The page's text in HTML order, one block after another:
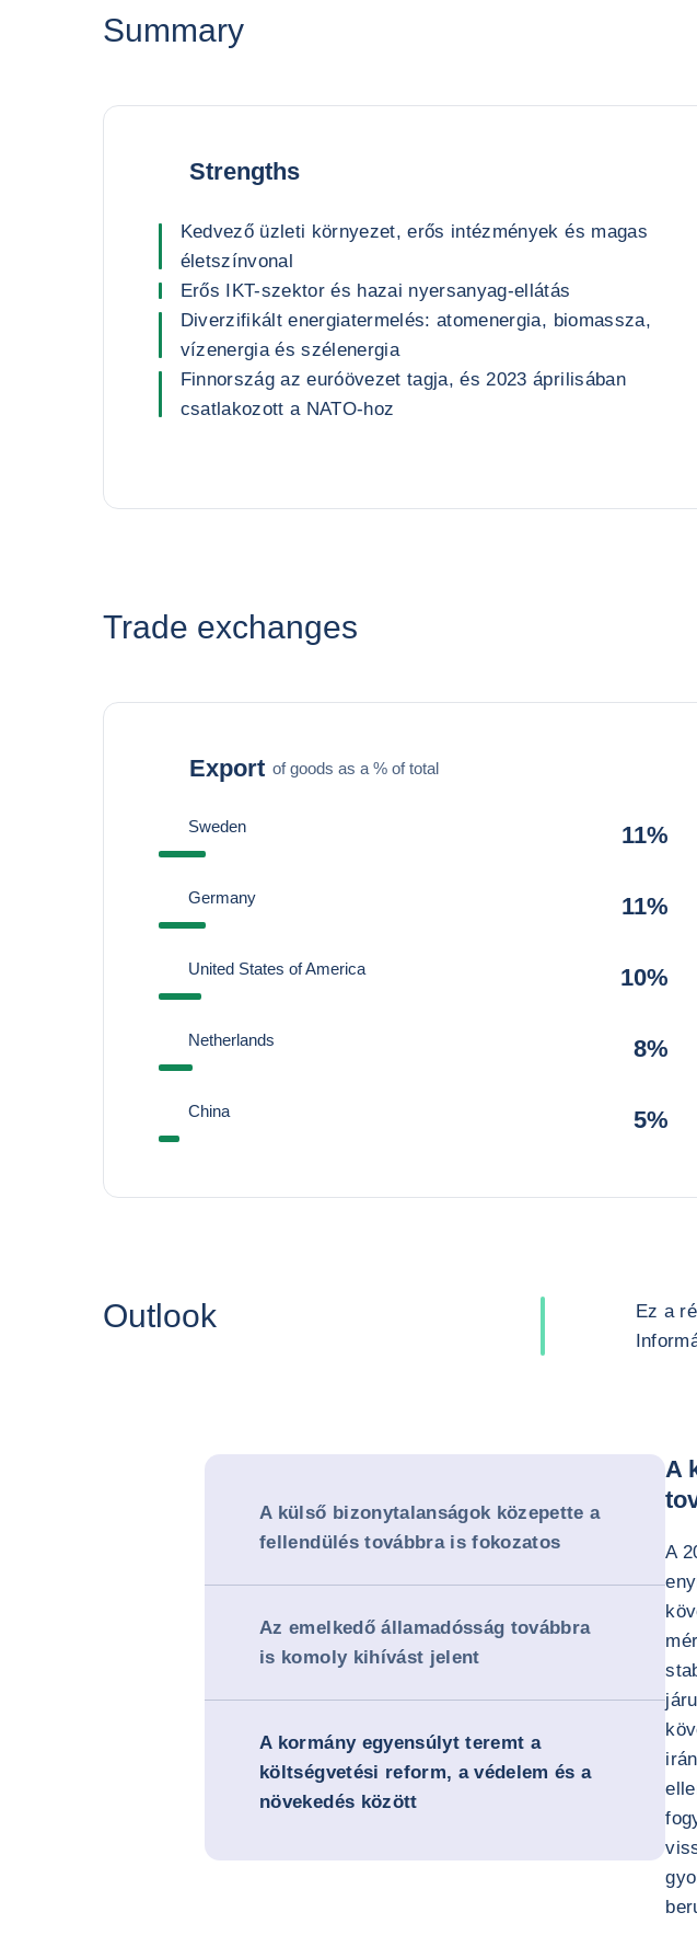
Summary
Strengths
Kedvező üzleti környezet, erős intézmények és magas
életszínvonal
Erős IKT-szektor és hazai nyersanyag-ellátás
Diverzifikált energiatermelés: atomenergia, biomassza,
vízenergia és szélenergia
Finnország az euróövezet tagja, és 2023 áprilisában
csatlakozott a NATO-hoz
Trade exchanges
Export of goods as a % of total
Sweden 11%
Germany 11%
United States of America 10%
Netherlands 8%
China 5%
Outlook
Ez a
A külső bizonytalanságok közepette a
fellendülés továbbra is fokozatos
Az emelkedő államadósság továbbra
is komoly kihívást jelent
A kormány egyensúlyt teremt a
költségvetési reform, a védelem és a
növekedés között
A
A